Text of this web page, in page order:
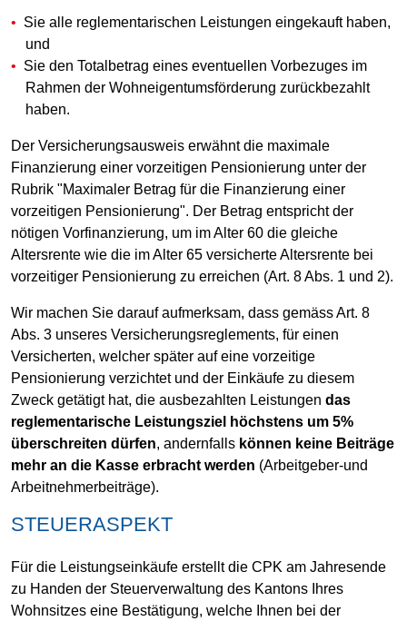
Sie alle reglementarischen Leistungen eingekauft haben,
und
Sie den Totalbetrag eines eventuellen Vorbezuges im
Rahmen der Wohneigentumsförderung zurückbezahlt
haben.
Der Versicherungsausweis erwähnt die maximale
Finanzierung einer vorzeitigen Pensionierung unter der
Rubrik "Maximaler Betrag für die Finanzierung einer
vorzeitigen Pensionierung". Der Betrag entspricht der
nötigen Vorfinanzierung, um im Alter 60 die gleiche
Altersrente wie die im Alter 65 versicherte Altersrente bei
vorzeitiger Pensionierung zu erreichen (Art. 8 Abs. 1 und 2).
Wir machen Sie darauf aufmerksam, dass gemäss Art. 8
Abs. 3 unseres Versicherungsreglements, für einen
Versicherten, welcher später auf eine vorzeitige
Pensionierung verzichtet und der Einkäufe zu diesem
Zweck getätigt hat, die ausbezahlten Leistungen das
reglementarische Leistungsziel höchstens um 5%
überschreiten dürfen, andernfalls können keine Beiträge
mehr an die Kasse erbracht werden (Arbeitgeber-und
Arbeitnehmerbeiträge).
STEUERASPEKT
Für die Leistungseinkäufe erstellt die CPK am Jahresende
zu Handen der Steuerverwaltung des Kantons Ihres
Wohnsitzes eine Bestätigung, welche Ihnen bei der